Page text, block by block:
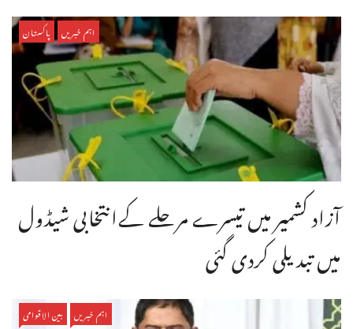
اہم خبریں پاکستان
آزاد کشمیر میں تیسرے مرحلے کےانتخابی شیڈول
میں تبدیلی کردی گئی
اہم خبریں بین الاقوامی